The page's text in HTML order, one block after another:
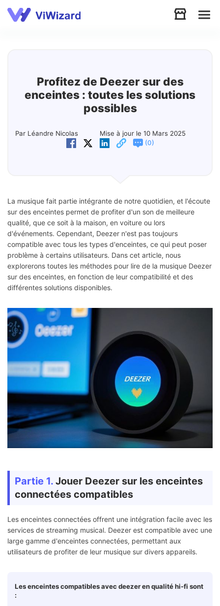
Télécharger
Profitez de Deezer sur des
enceintes : toutes les solutions
possibles
Par Léandre Nicolas
Mise à jour le 10 Mars 2025
(0)
La musique fait partie intégrante de notre quotidien, et l'écoute
sur des enceintes permet de profiter d'un son de meilleure
qualité, que ce soit à la maison, en voiture ou lors
d'événements. Cependant, Deezer n'est pas toujours
compatible avec tous les types d'enceintes, ce qui peut poser
problème à certains utilisateurs. Dans cet article, nous
explorerons toutes les méthodes pour lire de la musique Deezer
sur des enceintes, en fonction de leur compatibilité et des
différentes solutions disponibles.
Partie 1. Jouer Deezer sur les enceintes
connectées compatibles
Les enceintes connectées offrent une intégration facile avec les
services de streaming musical. Deezer est compatible avec une
large gamme d'enceintes connectées, permettant aux
utilisateurs de profiter de leur musique sur divers appareils.
Les enceintes compatibles avec deezer en qualité hi-fi sont
: